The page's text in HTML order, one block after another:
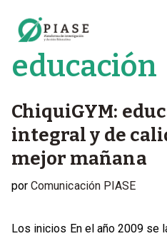
educación
ChiquiGYM:
integral y de
mejor mañana
porComunicación PIASE
Los inicios En el año 2009 se